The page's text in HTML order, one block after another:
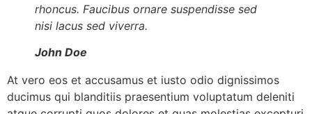
rhoncus. Faucibus ornare suspendisse sed
nisi lacus sed viverra.
John Doe
At vero eos et accusamus et iusto odio dignissimos
ducimus qui blanditiis praesentium voluptatum deleniti